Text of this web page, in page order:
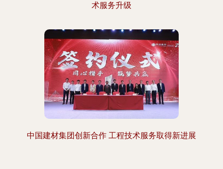
术服务升级
中国建材集团创新合作 工程技术服务取得新进展